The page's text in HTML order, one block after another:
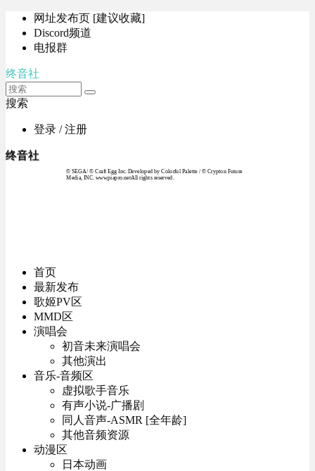
网址发布页 [建议收藏]
Discord频道
电报群
终音社
搜索
登录 / 注册
终音社
© SEGA / © Craft Egg Inc. Developed by Colorful Palette / © Crypton Future
Media, INC. www.piapro.netAll rights reserved.
首页
最新发布
歌姬PV区
MMD区
演唱会
初音未来演唱会
其他演出
音乐-音频区
虚拟歌手音乐
有声小说-广播剧
同人音声-ASMR [全年龄]
其他音频资源
动漫区
日本动画